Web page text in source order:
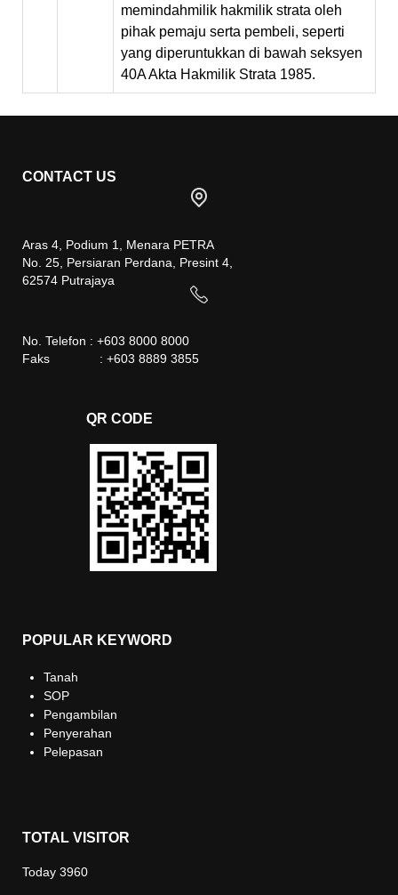
memindahmilik hakmilik strata oleh
pihak pemaju serta pembeli, seperti
yang diperuntukkan di bawah seksyen
40A Akta Hakmilik Strata 1985.
CONTACT US
Aras 4, Podium 1, Menara PETRA
No. 25, Persiaran Perdana, Presint 4,
62574 Putrajaya
No. Telefon : +603 8000 8000
Faks : +603 8889 3855
QR CODE
POPULAR KEYWORD
Tanah
SOP
Pengambilan
Penyerahan
Pelepasan
TOTAL VISITOR
Today 3960